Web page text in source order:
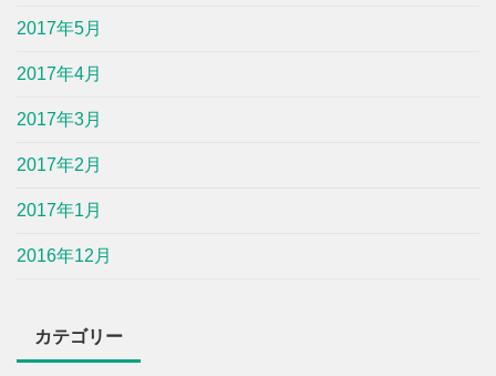
2017年5月
2017年4月
2017年3月
2017年2月
2017年1月
2016年12月
カテゴリー